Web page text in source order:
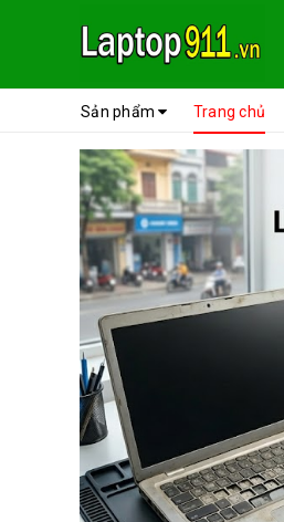
Sản phẩm Trang chủ